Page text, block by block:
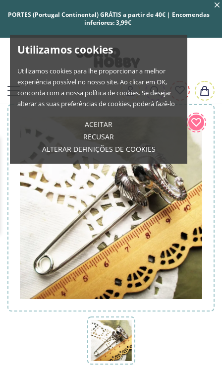
Utilizamos cookies
Utilizamos cookies para lhe proporcionar a melhor
experiência possível no nosso site. Ao clicar em OK,
concorda com a nossa política de cookies. Se desejar
alterar as suas preferências de cookies, poderá fazê-lo
ACEITAR
RECUSAR
ALTERAR DEFINIÇÕES DE COOKIES
PORTES (Portugal Continental) GRÁTIS a partir de 40€ | Encomendas
inferiores: 3,99€